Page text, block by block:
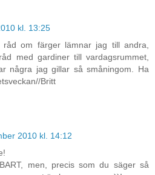
kl. 13:25
om färger lämnar jag till andra,
med gardiner till vardagsrummet,
några jag gillar så småningom. Ha
Britt
2010 kl. 14:12
men, precis som du säger så